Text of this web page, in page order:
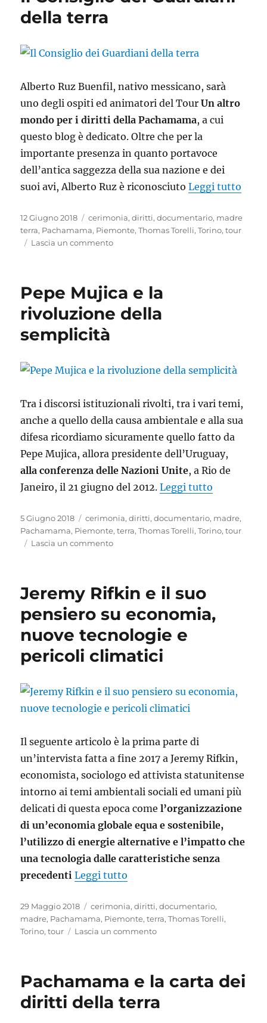
della terra
Alberto Ruz Buenfil, nativo messicano, sarà
uno degli ospiti ed animatori del TourUn altro
mondo per i diritti della Pachamama, a cui
questo blog è dedicato. Oltre che per la
importante presenza in quanto portavoce
dell’antica saggezza della sua nazione e dei
suoi avi, Alberto Ruz è riconosciutoLeggi tutto
Pubblicato
il
12 Giugno 2018 Tag
cerimonia,diritti,documentario, madre
terra, Pachamama, Piemonte,Thomas Torelli,Torino,tour
Lascia un commentosu
Guardiani
terra
Pepe Mujica e la
rivoluzione della
semplicità
Tra i discorsi istituzionali rivolti, tra i vari temi,
anche a quello della causa ambientale e alla sua
difesa ricordiamo sicuramente quello fatto da
Pepe Mujica, allora presidente dell’Uruguay,
alla conferenza delle Nazioni Unite, a Rio de
Janeiro, il 21 giugno del 2012.Leggi tutto
Pubblicato
il
5 Giugno 2018 Tag
cerimonia,diritti,documentario, madre,
Pachamama, Piemonte,terra,Thomas Torelli,Torino,tour
Lascia un commentosu
la
della
semplicità
Jeremy Rifkin e il suo
pensiero su economia,
nuove tecnologie e
pericoli climatici
Il seguente articolo è la prima parte di
un’intervista fatta a fine 2017 a Jeremy Rifkin,
economista, sociologo ed attivista statunitense
intorno ai temi ambientali sociali ed umani più
delicati di questa epoca comel’organizzazione
di un’economia globale equa e sostenibile,
l’utilizzo di energie alternative e l’impatto che
una tecnologia dalle caratteristiche senza
precedenti Leggi tutto
Pubblicato
il
29 Maggio 2018 Tag
cerimonia,diritti,documentario,
madre, Pachamama, Piemonte,terra,Thomas Torelli,
Torino,tour Lascia un commentosu
il
pensiero
Pachamama e la carta dei
diritti della terra